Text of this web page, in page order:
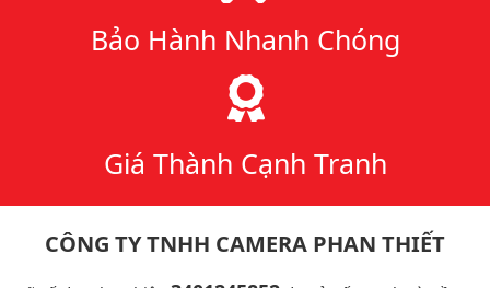
Bảo Hành Nhanh Chóng
Giá Thành Cạnh Tranh
CÔNG TY TNHH CAMERA PHAN THIẾT